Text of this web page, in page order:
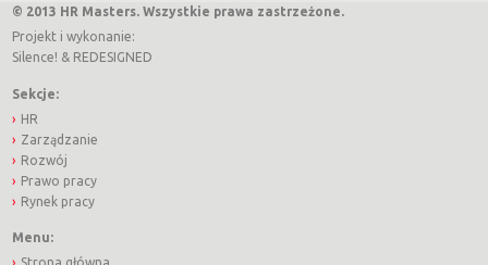
© 2013 HR Masters. Wszystkie prawa zastrzeżone.
Projekt i wykonanie:
Silence! & REDESIGNED
Sekcje:
HR
Zarządzanie
Rozwój
Prawo pracy
Rynek pracy
Menu: